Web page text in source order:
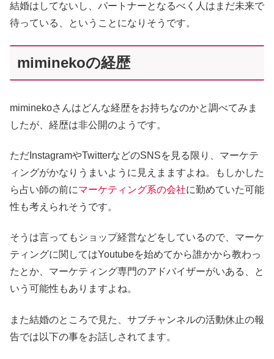
結婚はしてないし、パートナーとなるべく人はまだ未来で
待っている、ということになりそうです。
miminekoの経歴
miminekoさんはどんな経歴をお持ちなのかと調べてみま
したが、経歴は非公開のようです。
ただInstagramやTwitterなどのSNSを見る限り、マーケテ
ィングがかなりうまいように見えまますよね。もしかした
ら占い師の前にマーケティング系の会社に勤めていた可能
性も考えられそうです。
そうは言ってもショップ経営などをしているので、マーケ
ティングに関してはYoutubeを始めてから誰かから教わっ
たとか、マーケティング専門のアドバイザーがいある、と
いう可能性もありますよね。
また結婚のところで見た、サブチャンネルの活動休止の報
告では以下の事をお話しされてます。